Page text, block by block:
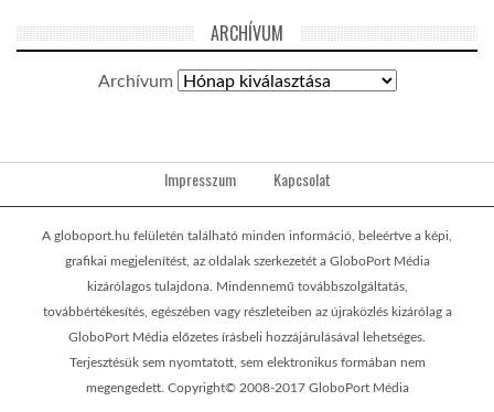
ARCHÍVUM
Archívum
Impresszum Kapcsolat
A globoport.hu felületén található minden információ, beleértve a képi,
grafikai megjelenítést, az oldalak szerkezetét a GloboPort Média
kizárólagos tulajdona. Mindennemű továbbszolgáltatás,
továbbértékesítés, egészében vagy részleteiben az újraközlés kizárólag a
GloboPort Média előzetes írásbeli hozzájárulásával lehetséges.
Terjesztésük sem nyomtatott, sem elektronikus formában nem
megengedett. Copyright© 2008-2017 GloboPort Média